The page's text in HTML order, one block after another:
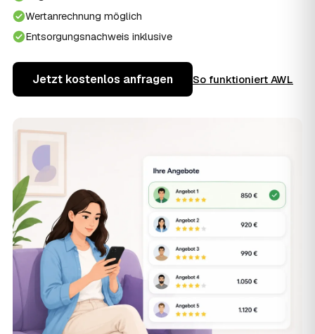
Wertanrechnung möglich
Entsorgungsnachweis inklusive
Jetzt kostenlos anfragen So funktioniert AWL